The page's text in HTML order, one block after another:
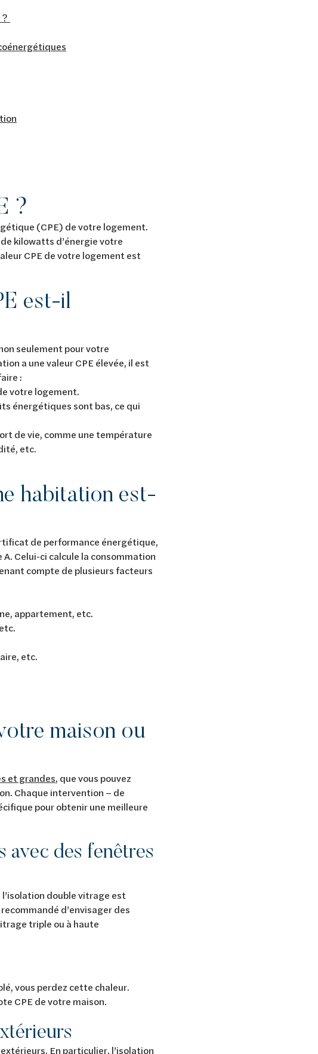
?
(CPE) de votre logement.
kilowatts d’énergie votre
CPE de votre logement est
est-il
seulement pour votre
a une valeur CPE élevée, il est
:
votre logement.
énergétiques sont bas, ce qui
de vie, comme une température
etc.
habitation est-
de performance énergétique,
Celui-ci calcule la consommation
compte de plusieurs facteurs
appartement, etc.
etc.
maison ou
et grandes, que vous pouvez
Chaque intervention – de
pour obtenir une meilleure
avec des fenêtres
l’isolation double vitrage est
d’envisager des
triple ou à haute
vous perdez cette chaleur.
CPE de votre maison.
En particulier, l’isolation